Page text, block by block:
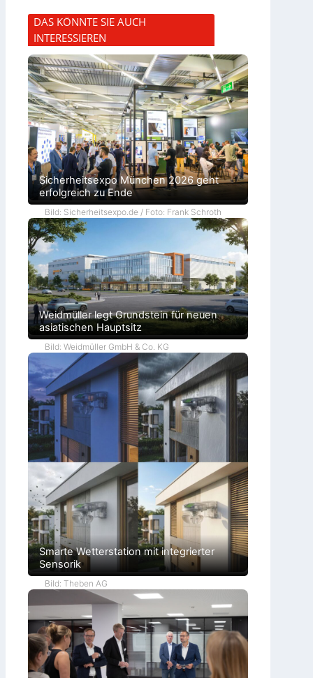
DAS KÖNNTE SIE AUCH
INTERESSIEREN
Sicherheitsexpo München 2026 geht
erfolgreich zu Ende
Bild: Sicherheitsexpo.de / Foto: Frank Schroth
Weidmüller legt Grundstein für neuen
asiatischen Hauptsitz
Bild: Weidmüller GmbH & Co. KG
Smarte Wetterstation mit integrierter
Sensorik
Bild: Theben AG